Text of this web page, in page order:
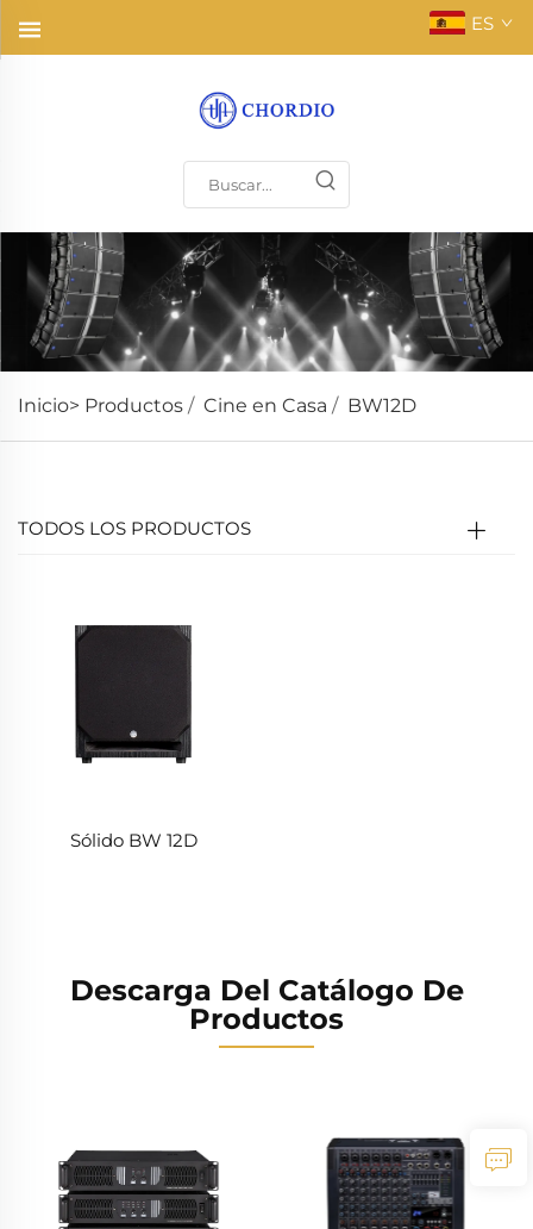
ES
Inicio> Productos / Cine en Casa / BW12D
TODOS LOS PRODUCTOS
Sólido BW 12D
Descarga Del Catálogo De
Productos